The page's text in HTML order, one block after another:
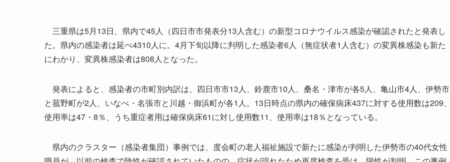
三重県は5月13日、県内で45人（四日市市発表分13人含む）の新型コロナウイルス感染が確認されたと発表し
た。県内の感染者は延べ4310人に。4月下旬以降に判明した感染者6人（無症状者1人含む）の変異株感染も新た
にわかり、変異株感染者は808人となった。
発表によると、感染者の市町別内訳は、四日市市13人、鈴鹿市10人、桑名・津市が各5人、亀山市4人、伊勢市
と菰野町が2人、いなべ・名張市と川越・御浜町が各1人。13日時点の県内の確保病床437に対する使用数は209、
使用率は47・8％、うち重症者用は確保病床61に対し使用数11、使用率は18％となっている。
県内のクラスター（感染者集団）事例では、度会町の老人福祉施設で新たに感染が判明した伊勢市の40代女性